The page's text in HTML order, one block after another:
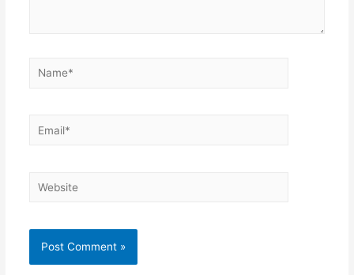
Name*
Email*
Website